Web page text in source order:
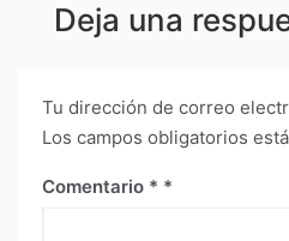
Deja una
Tu dirección de correo
Los campos obligatorios
Comentario *